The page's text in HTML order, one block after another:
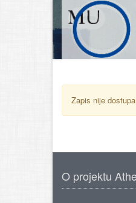
Zapis nije
O projektu